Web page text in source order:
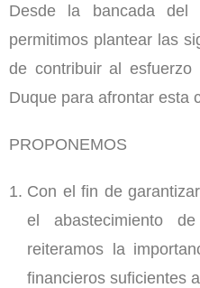
Desde la bancada del
permitimos plantear las
de contribuir al
Duque para afrontar esta
PROPONEMOS
Con el fin de
el abastecimiento
reiteramos la
financieros suficientes